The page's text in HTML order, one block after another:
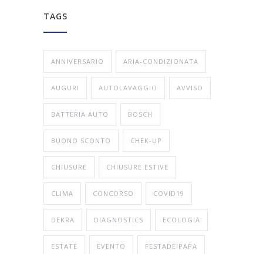
TAGS
ANNIVERSARIO ARIA-CONDIZIONATA
AUGURI AUTOLAVAGGIO AVVISO
BATTERIA AUTO BOSCH
BUONO SCONTO CHEK-UP
CHIUSURE CHIUSURE ESTIVE
CLIMA CONCORSO COVID19
DEKRA DIAGNOSTICS ECOLOGIA
ESTATE EVENTO FESTADEIPAPA